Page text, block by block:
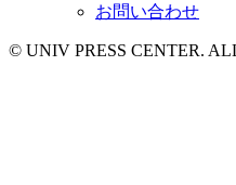
お問い合わせ
© UNIV PRESS CENTER.